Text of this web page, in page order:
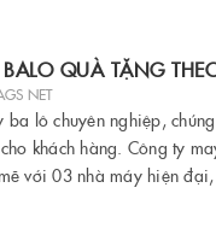
QUÀ TẶNG
NET
ba lô chuyên nghiệp,
khách hàng. Công ty
với 03 nhà máy hiện